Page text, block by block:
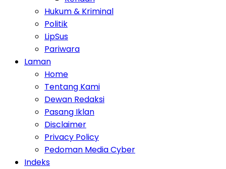
Hukum & Kriminal
Politik
LipSus
Pariwara
Laman
Home
Tentang Kami
Dewan Redaksi
Pasang Iklan
Disclaimer
Privacy Policy
Pedoman Media Cyber
Indeks